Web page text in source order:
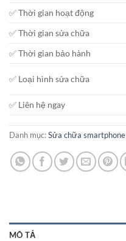
✅ Thời gian hoạt động
✅ Thời gian sửa chữa
✅ Thời gian bảo hành
✅ Loại hình sửa chữa
✅ Liên hệ ngay
Danh mục:Sửa chữa smartphone
MÔ TẢ